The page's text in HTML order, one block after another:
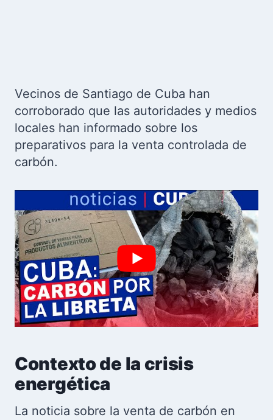
Vecinos de Santiago de Cuba han
corroborado que las autoridades y medios
locales han informado sobre los
preparativos para la venta controlada de
carbón.
Contexto de la crisis
energética
La noticia sobre la venta de carbón en